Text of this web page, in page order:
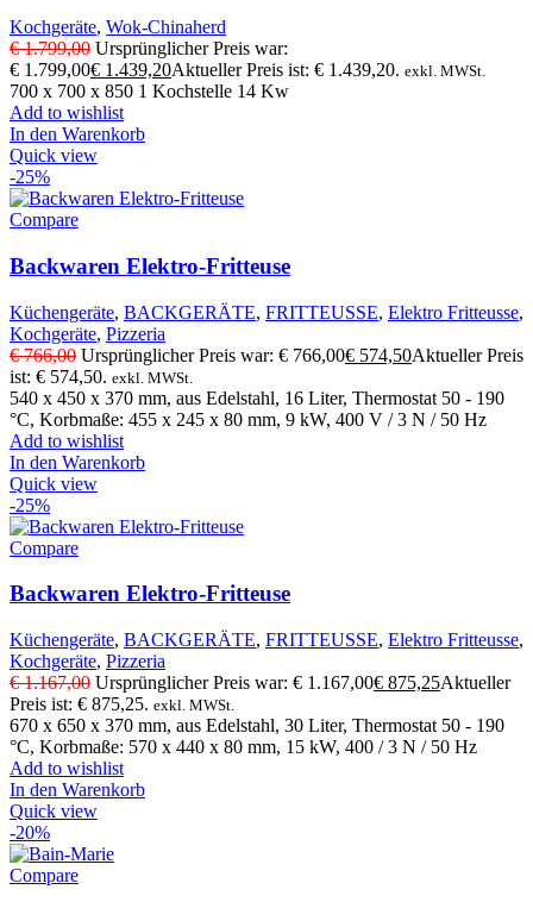
Kochgeräte, Wok-Chinaherd
€1.799,00 Ursprünglicher Preis war:
€ 1.799,00€ 1.439,20Aktueller Preis ist: € 1.439,20. exkl. MWSt.
700 x 700 x 850 1 Kochstelle 14 Kw
Add to wishlist
In den Warenkorb
Quick view
-25%
Compare
Backwaren Elektro-Fritteuse
Küchengeräte, BACKGERÄTE, FRITTEUSSE, Elektro Fritteusse,
Kochgeräte, Pizzeria
€766,00 Ursprünglicher Preis war: € 766,00€ 574,50Aktueller Preis
ist: € 574,50. exkl. MWSt.
540 x 450 x 370 mm, aus Edelstahl, 16 Liter, Thermostat 50 - 190
°C, Korbmaße: 455 x 245 x 80 mm, 9 kW, 400 V / 3 N / 50 Hz
Add to wishlist
In den Warenkorb
Quick view
-25%
Compare
Backwaren Elektro-Fritteuse
Küchengeräte, BACKGERÄTE, FRITTEUSSE, Elektro Fritteusse,
Kochgeräte, Pizzeria
€1.167,00 Ursprünglicher Preis war: € 1.167,00€ 875,25Aktueller
Preis ist: € 875,25. exkl. MWSt.
670 x 650 x 370 mm, aus Edelstahl, 30 Liter, Thermostat 50 - 190
°C, Korbmaße: 570 x 440 x 80 mm, 15 kW, 400 / 3 N / 50 Hz
Add to wishlist
In den Warenkorb
Quick view
-20%
Compare